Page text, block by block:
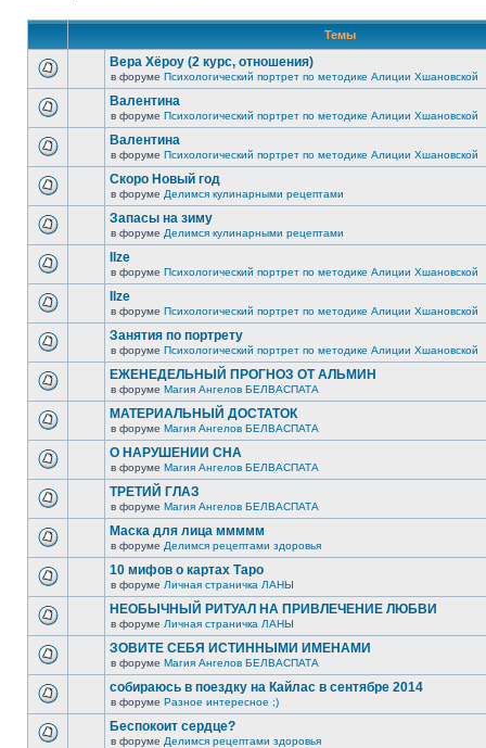
Темы
Вера Хёроу (2 курс, отношения)
в форуме Психологический портрет по методике Алиции Хшановской
Валентина
в форуме Психологический портрет по методике Алиции Хшановской
Валентина
в форуме Психологический портрет по методике Алиции Хшановской
Скоро Новый год
в форуме Делимся кулинарными рецептами
Запасы на зиму
в форуме Делимся кулинарными рецептами
Ilze
в форуме Психологический портрет по методике Алиции Хшановской
Ilze
в форуме Психологический портрет по методике Алиции Хшановской
Занятия по портрету
в форуме Психологический портрет по методике Алиции Хшановской
ЕЖЕНЕДЕЛЬНЫЙ ПРОГНОЗ ОТ АЛЬМИН
в форуме Магия Ангелов БЕЛВАСПАТА
МАТЕРИАЛЬНЫЙ ДОСТАТОК
в форуме Магия Ангелов БЕЛВАСПАТА
О НАРУШЕНИИ СНА
в форуме Магия Ангелов БЕЛВАСПАТА
ТРЕТИЙ ГЛАЗ
в форуме Магия Ангелов БЕЛВАСПАТА
Маска для лица ммммм
в форуме Делимся рецептами здоровья
10 мифов о картах Таро
в форуме Личная страничка ЛАНЫ
НЕОБЫЧНЫЙ РИТУАЛ НА ПРИВЛЕЧЕНИЕ ЛЮБВИ
в форуме Личная страничка ЛАНЫ
ЗОВИТЕ СЕБЯ ИСТИННЫМИ ИМЕНАМИ
в форуме Магия Ангелов БЕЛВАСПАТА
собираюсь в поездку на Кайлас в сентябре 2014
в форуме Разное интересное ;)
Беспокоит сердце?
в форуме Делимся рецептами здоровья